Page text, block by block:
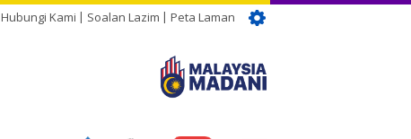
Hubungi Kami Soalan Lazim Peta Laman